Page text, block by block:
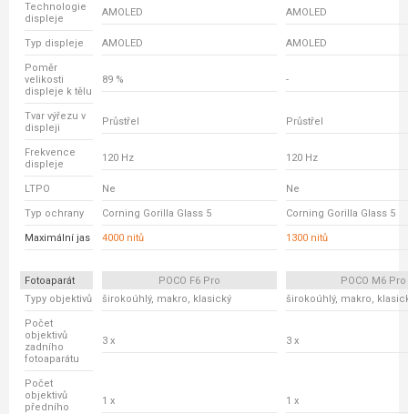
Technologie
displeje
AMOLED AMOLED
Typ displeje AMOLED AMOLED
Poměr
velikosti
displeje k tělu
89 % -
Tvar výřezu v
displeji
Průstřel Průstřel
Frekvence
displeje
120 Hz 120 Hz
LTPO Ne Ne
Typ ochrany Corning Gorilla Glass 5 Corning Gorilla Glass 5
Maximální jas 4000 nitů 1300 nitů
Fotoaparát POCO F6 Pro
POCO M6 Pro
Typy objektivů
širokoúhlý, makro, klasický širokoúhlý, makro,
Počet
objektivů
zadního
fotoaparátu
3 x 3 x
Počet
objektivů
předního
1 x 1 x